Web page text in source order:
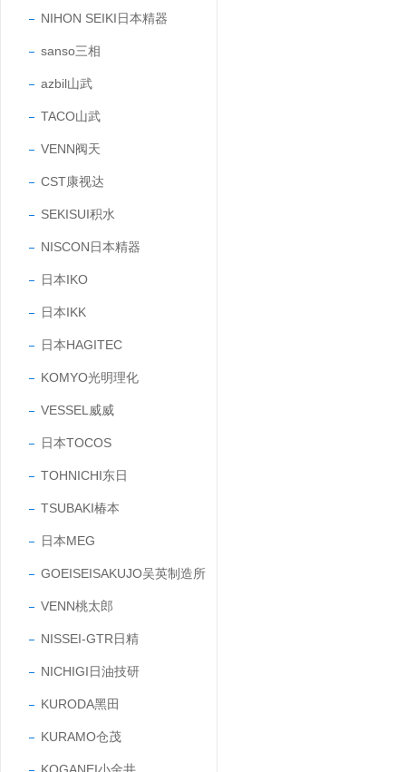
NIHON SEIKI日本精器
sanso三相
azbil山武
TACO山武
VENN阀天
CST康视达
SEKISUI积水
NISCON日本精器
日本IKO
日本IKK
日本HAGITEC
KOMYO光明理化
VESSEL威威
日本TOCOS
TOHNICHI东日
TSUBAKI椿本
日本MEG
GOEISEISAKUJO吴英制造所
VENN桃太郎
NISSEI-GTR日精
NICHIGI日油技研
KURODA黑田
KURAMO仓茂